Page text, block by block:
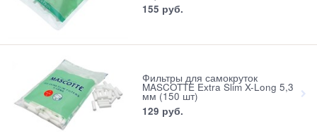
155 руб.
Фильтры для самокруток
MASCOTTE Extra Slim X-Long 5,3
мм (150 шт)
129 руб.